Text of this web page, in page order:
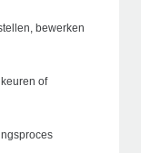
bewerken
of